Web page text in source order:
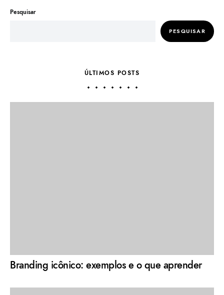
Pesquisar
PESQUISAR
ÚLTIMOS POSTS
Branding icônico: exemplos e o que aprender